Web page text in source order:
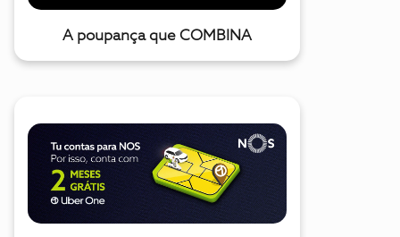
A poupança que COMBINA